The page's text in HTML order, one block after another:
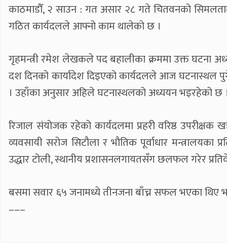
काठमाडौँ, २ साउन : गत असार २८ गते चितवनको
गठित कार्यदलले आफ्नो काम थालेको छ ।
गृहमन्त्री रमेश लेखकले पद बहालीका क्रममा उक्त घटना
दश दिनको कार्यादेश दिइएको कार्यदलले आज घटनास्थल
। उहाँका अनुसार अहिले घटनास्थलको अध्ययन भइरहेको छ
रिजाल संयोजक रहेको कार्यदलमा प्रहरी वरिष्ठ उपरीक्षक
व्यवसायी सरोज सिटौला र भौतिक पूर्वाधार
उद्धार टोली, स्थानीय प्रशासनलगायतसँग छलफल गरेर
बसमा सवार ६५ जनामध्ये तीनजना बाँच्न सफल भएका
–––